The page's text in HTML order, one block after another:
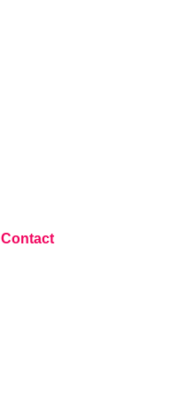
Contact